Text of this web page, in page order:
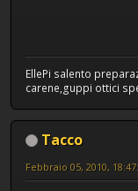
EllePi salento
carene,guppi ottici
Tacco
Febbraio 05, 2010,